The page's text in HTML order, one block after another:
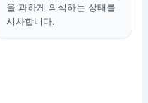
을 과하게 의식하는 상태를
시사합니다.